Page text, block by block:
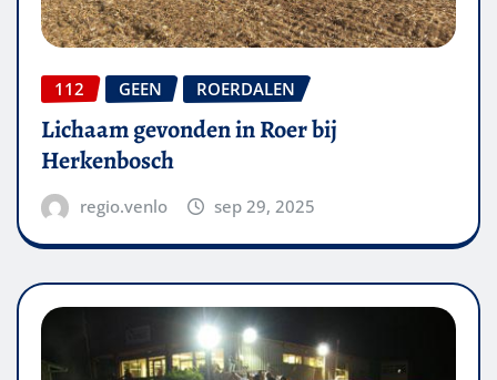
112 GEEN ROERDALEN
Lichaam gevonden in Roer bij
Herkenbosch
regio.venlo sep 29, 2025